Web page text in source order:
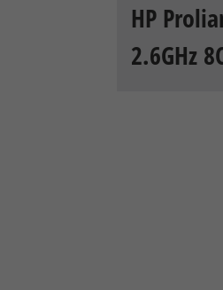
HP
2.6GHz